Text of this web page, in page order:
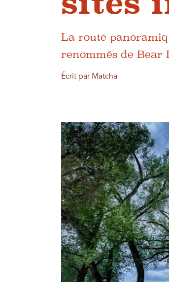
La route
renommés de Bear
Écrit par Matcha